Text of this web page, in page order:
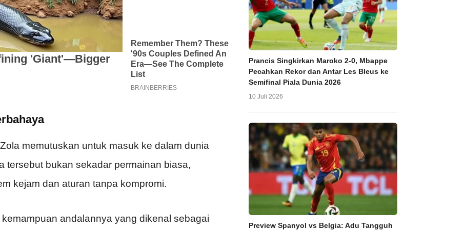
memutuskan untuk masuk ke dalam dunia
tersebut bukan sekadar permainan biasa,
kejam dan aturan tanpa kompromi.
andalannya yang dikenal sebagai
Prancis Singkirkan Maroko 2-0, Mbappe
Pecahkan Rekor dan Antar Les Bleus ke
Semifinal Piala Dunia 2026
10 Juli 2026
Preview Spanyol vs Belgia: Adu Tangguh